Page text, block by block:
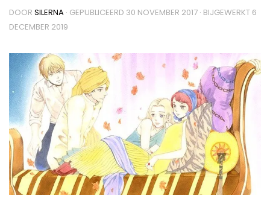
DOOR SILERNA · GEPUBLICEERD 30 NOVEMBER 2017 · BIJGEWERKT 6
DECEMBER 2019